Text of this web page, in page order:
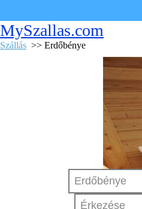
MySzallas.com
Szállás >> Erdőbénye